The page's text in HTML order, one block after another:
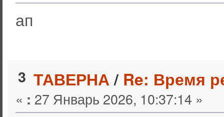
ап
3 ТАВЕРНА/ Re: Время
« : 27 Январь 2026, 10:37:14 »